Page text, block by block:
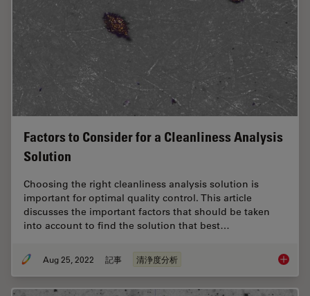
Factors to Consider for a Cleanliness Analysis
Solution
Choosing the right cleanliness analysis solution is
important for optimal quality control. This article
discusses the important factors that should be taken
into account to find the solution that best…
Aug 25, 2022 記事 清浄度分析 Factors